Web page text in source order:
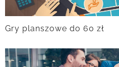
Gry planszowe do 60 zł